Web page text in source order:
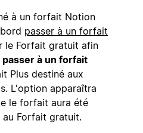
à un forfait Notion
passer à un forfait
le Forfait gratuit afin
passer à un forfait
Plus destiné aux
L'option apparaîtra
le forfait aura été
Forfait gratuit.